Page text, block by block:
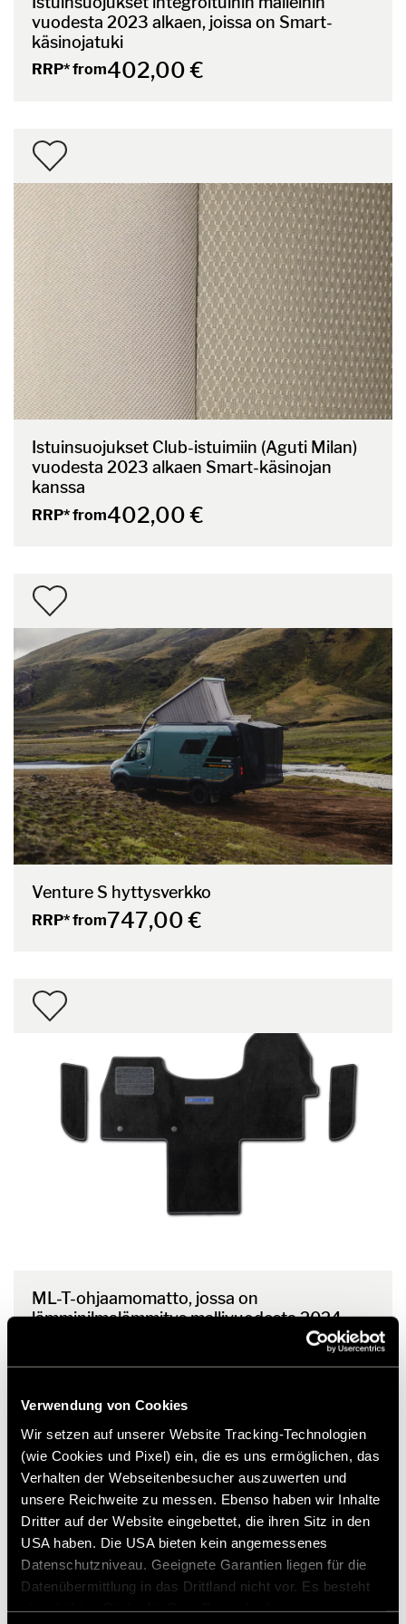
Verwendung von Cookies
Wir setzen auf unserer Website Tracking-Technologien
(wie Cookies und Pixel) ein, die es uns ermöglichen, das
Verhalten der Webseitenbesucher auszuwerten und
unsere Reichweite zu messen. Ebenso haben wir Inhalte
Dritter auf der Website eingebettet, die ihren Sitz in den
USA haben. Die USA bieten kein angemessenes
Datenschutzniveau. Geeignete Garantien liegen für die
Datenübermittlung in das Drittland nicht vor. Es besteht
vuodesta 2023 alkaen, joissa on Smart-
käsinojatuki
RRP* from402,00 €
Istuinsuojukset Club-istuimiin (Aguti Milan)
vuodesta 2023 alkaen Smart-käsinojan
kanssa
RRP* from402,00 €
Venture S hyttysverkko
RRP* from747,00 €
ML-T-ohjaamomatto, jossa on
lämminilmalämmitys mallivuodesta 2024
RRP* from137,00 €